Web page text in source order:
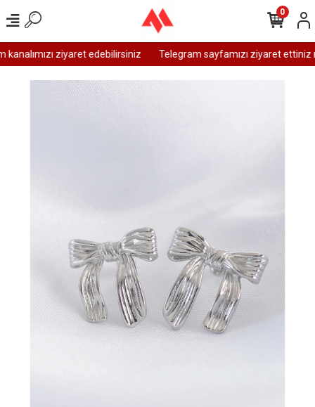
ziyaret edebilirsiniz Telegram sayfamızı ziyaret ettiniz
0